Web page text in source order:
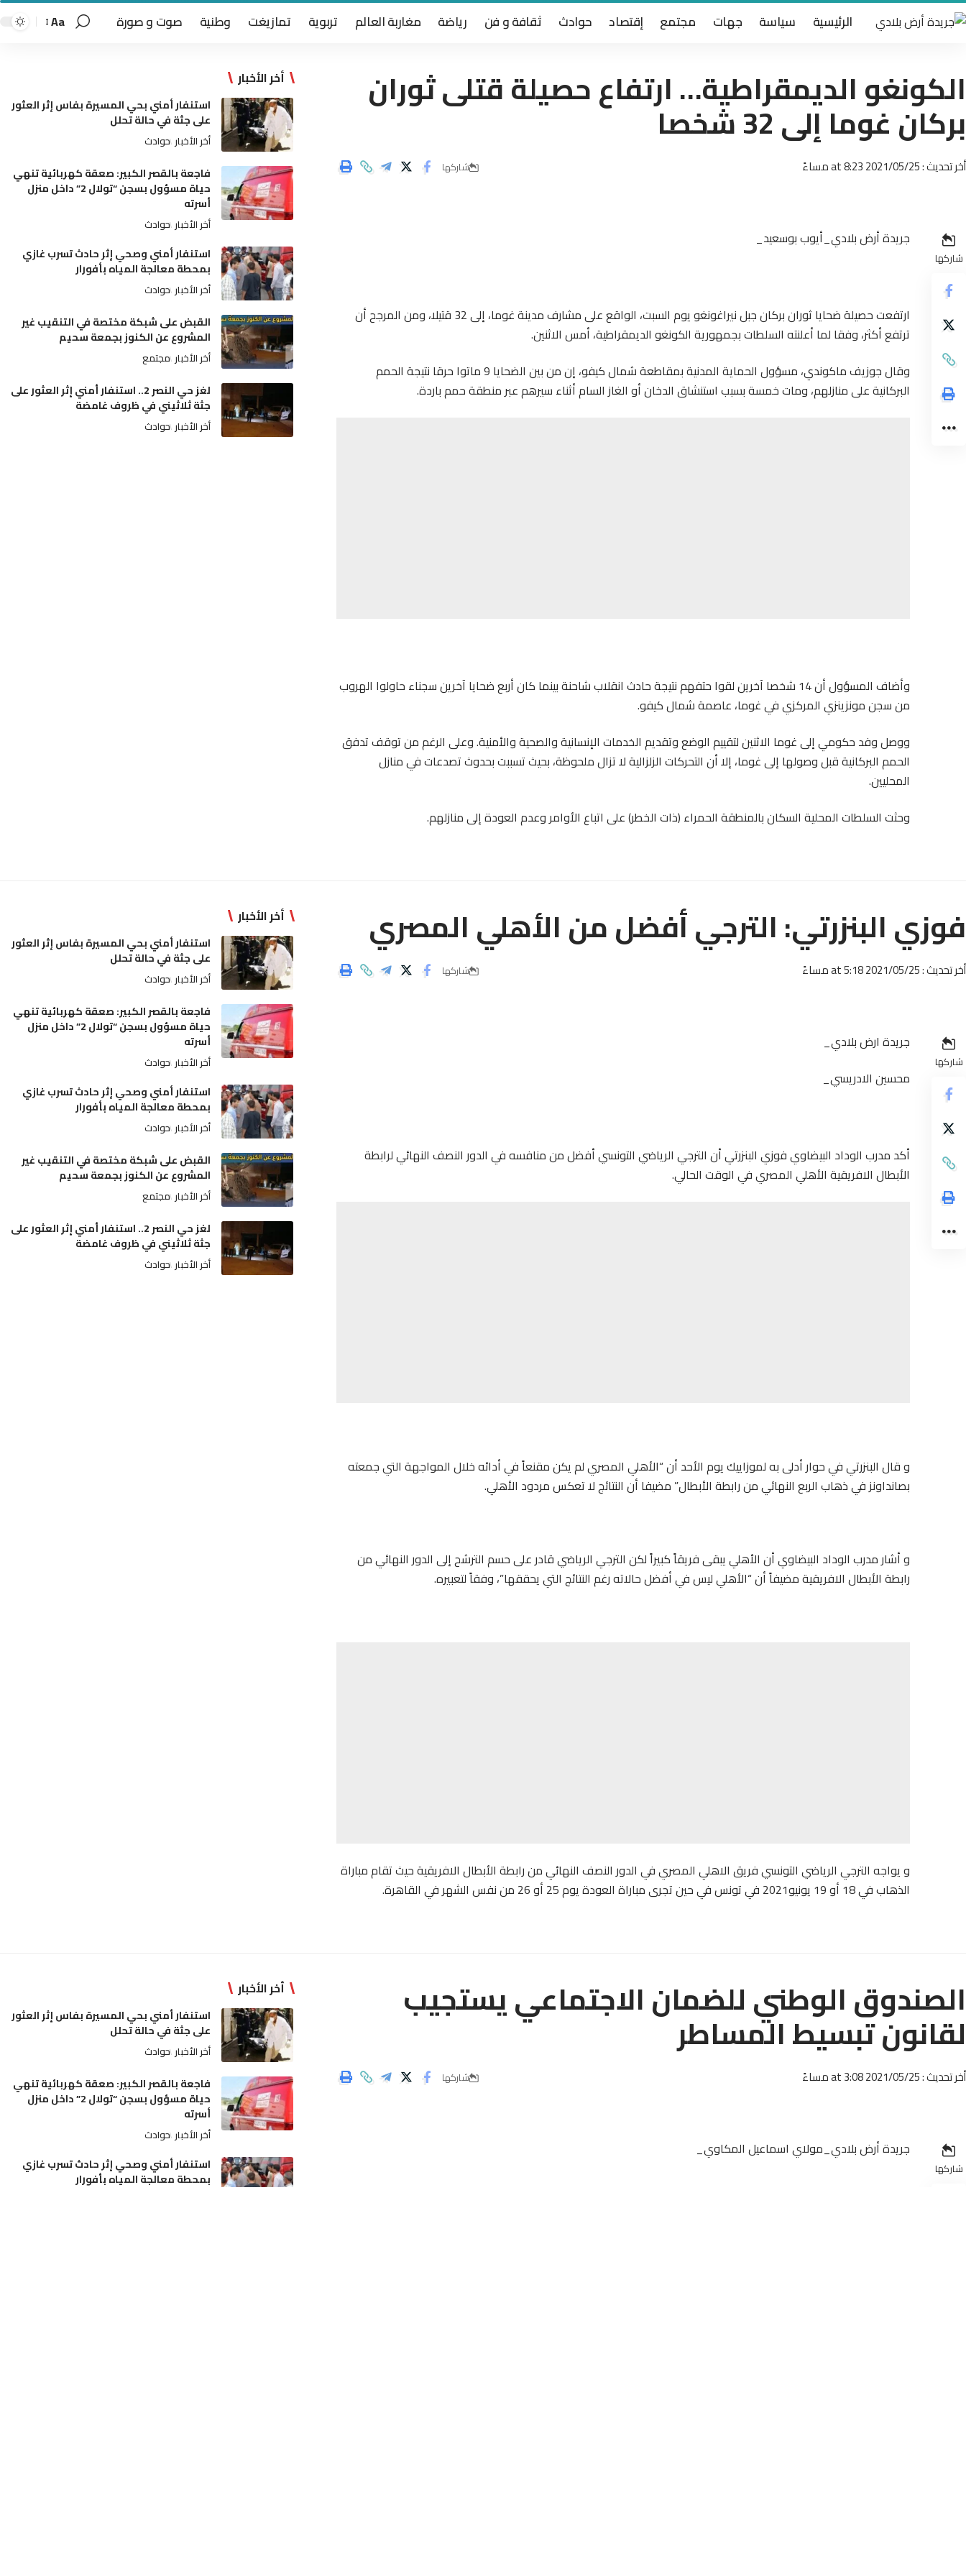
الرئيسية سياسة جهات مجتمع إقتصاد حوادث ثقافة و فن رياضة مغاربة العالم تربوية تمازيغت وطنية صوت و صورة Aa
الكونغو الديمقراطية… ارتفاع حصيلة قتلى ثوران
بركان غوما إلى 32 شخصا
أخر تحديث : 2021/05/25 at 8:23 مساءً شاركها
شاركها
جريدة أرض بلادي_أيوب بوسعيد_
ارتفعت حصيلة ضحايا ثوران بركان جبل نيراغونغو يوم السبت، الواقع على مشارف مدينة غوما، إلى 32 قتيلا، ومن المرجح أن
ترتفع أكثر، وفقا لما أعلنته السلطات بجمهورية الكونغو الديمقراطية، أمس الاثنين.
وقال جوزيف ماكوندي، مسؤول الحماية المدنية بمقاطعة شمال كيفو، إن من بين الضحايا 9 ماتوا حرقا نتيجة الحمم
البركانية على منازلهم، ومات خمسة بسبب استنشاق الدخان أو الغاز السام أثناء سيرهم عبر منطقة حمم باردة.
وأضاف المسؤول أن 14 شخصا آخرين لقوا حتفهم نتيجة حادث انقلاب شاحنة بينما كان أربع ضحايا آخرين سجناء حاولوا الهروب
من سجن مونزينزي المركزي في غوما، عاصمة شمال كيفو.
ووصل وفد حكومي إلى غوما الاثنين لتقييم الوضع وتقديم الخدمات الإنسانية والصحية والأمنية. وعلى الرغم من توقف تدفق
الحمم البركانية قبل وصولها إلى غوما، إلا أن التحركات الزلزالية لا تزال ملحوظة، بحيث تسببت بحدوث تصدعات في منازل
المحليين.
وحثت السلطات المحلية السكان بالمنطقة الحمراء (ذات الخطر) على اتباع الأوامر وعدم العودة إلى منازلهم.
أخر الأخبار
استنفار أمني بحي المسيرة بفاس إثر العثور
على جثة في حالة تحلل
أخر الأخبار حوادث
فاجعة بالقصر الكبير: صعقة كهربائية تنهي
حياة مسؤول بسجن “تولال 2” داخل منزل
أسرته
أخر الأخبار حوادث
استنفار أمني وصحي إثر حادث تسرب غازي
بمحطة معالجة المياه بأفورار
أخر الأخبار حوادث
القبض على شبكة مختصة في التنقيب غير
المشروع عن الكنوز بجمعة سحيم
أخر الأخبار مجتمع
لغز حي النصر 2.. استنفار أمني إثر العثور على
جثة ثلاثيني في ظروف غامضة
أخر الأخبار حوادث
فوزي البنزرتي: الترجي أفضل من الأهلي المصري
أخر تحديث : 2021/05/25 at 5:18 مساءً شاركها
شاركها
جريدة ارض بلادي_
محسين الادريسي_
أكد مدرب الوداد البيضاوي فوزي البنزرتي أن الترجي الرياضي التونسي أفضل من منافسه في الدور النصف النهائي لرابطة
الأبطال الافريقية الأهلي المصري في الوقت الحالي.
و قال البنزرتي في حوار أدلى به لموزاييك يوم الأحد أن “الأهلي المصري لم يكن مقنعاً في أدائه خلال المواجهة التي جمعته
بصانداونز في ذهاب الربع النهائي من رابطة الأبطال” مضيفا أن النتائج لا تعكس مردود الأهلي.
و أشار مدرب الوداد البيضاوي أن الأهلي يبقى فريقاً كبيراً لكن الترجي الرياضي قادر على حسم الترشح إلى الدور النهائي من
رابطة الأبطال الافريقية مضيفاً أن “الأهلي ليس في أفضل حالاته رغم النتائج التي يحققها”، وفقاً لتعبيره.
و يواجه الترجي الرياضي التونسي فريق الاهلي المصري في الدور النصف النهائي من رابطة الأبطال الافريقية حيث تقام مباراة
الذهاب في 18 أو 19 يونيو2021 في تونس في حين تجرى مباراة العودة يوم 25 أو 26 من نفس الشهر في القاهرة.
أخر الأخبار
استنفار أمني بحي المسيرة بفاس إثر العثور
على جثة في حالة تحلل
أخر الأخبار حوادث
فاجعة بالقصر الكبير: صعقة كهربائية تنهي
حياة مسؤول بسجن “تولال 2” داخل منزل
أسرته
أخر الأخبار حوادث
استنفار أمني وصحي إثر حادث تسرب غازي
بمحطة معالجة المياه بأفورار
أخر الأخبار حوادث
القبض على شبكة مختصة في التنقيب غير
المشروع عن الكنوز بجمعة سحيم
أخر الأخبار مجتمع
لغز حي النصر 2.. استنفار أمني إثر العثور على
جثة ثلاثيني في ظروف غامضة
أخر الأخبار حوادث
الصندوق الوطني للضمان الاجتماعي يستجيب
لقانون تبسيط المساطر
أخر تحديث : 2021/05/25 at 3:08 مساءً شاركها
شاركها
جريدة أرض بلادي_مولاي اسماعيل المكاوي_
أخر الأخبار
استنفار أمني بحي المسيرة بفاس إثر العثور
على جثة في حالة تحلل
أخر الأخبار حوادث
فاجعة بالقصر الكبير: صعقة كهربائية تنهي
حياة مسؤول بسجن “تولال 2” داخل منزل
أسرته
أخر الأخبار حوادث
استنفار أمني وصحي إثر حادث تسرب غازي
بمحطة معالجة المياه بأفورار